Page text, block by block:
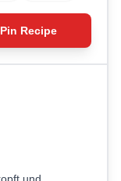
Pin Recipe
und